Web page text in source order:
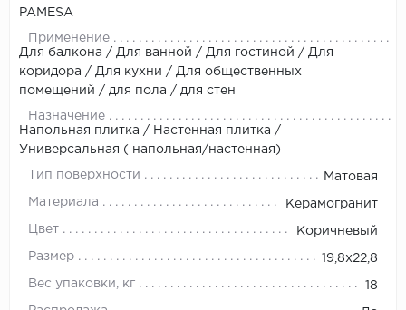
PAMESA
Применение
Для балкона / Для ванной / Для гостиной / Для
коридора / Для кухни / Для общественных
помещений / для пола / для стен
Назначение
Напольная плитка / Настенная плитка /
Универсальная ( напольная/настенная)
Тип поверхности Матовая
Материала Керамогранит
Цвет Коричневый
Размер 19,8x22,8
Вес упаковки, кг 18